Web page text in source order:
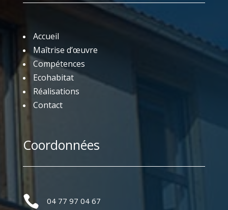
Accueil
Maîtrise d’œuvre
Compétences
Ecohabitat
Réalisations
Contact
Coordonnées
 04 77 97 04 67